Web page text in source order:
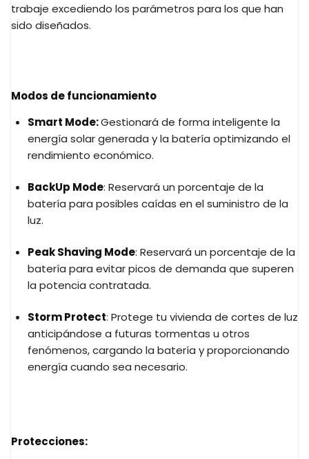
trabaje excediendo los parámetros para los que han
sido diseñados.
Modos de funcionamiento
Smart Mode:Gestionará de forma inteligente la
energía solar generada y la batería optimizando el
rendimiento económico.
BackUp Mode: Reservará un porcentaje de la
batería para posibles caídas en el suministro de la
luz.
Peak Shaving Mode: Reservará un porcentaje de la
batería para evitar picos de demanda que superen
la potencia contratada.
Storm Protect: Protege tu vivienda de cortes de luz
anticipándose a futuras tormentas u otros
fenómenos, cargando la batería y proporcionando
energía cuando sea necesario.
Protecciones: